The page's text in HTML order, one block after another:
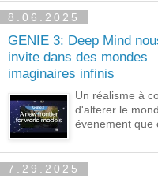
8.06.2025
GENIE 3: Deep Mind
invite dans des mondes
imaginaires infinis
Un réalisme à
d'alterer le
évenement que
7.29.2025